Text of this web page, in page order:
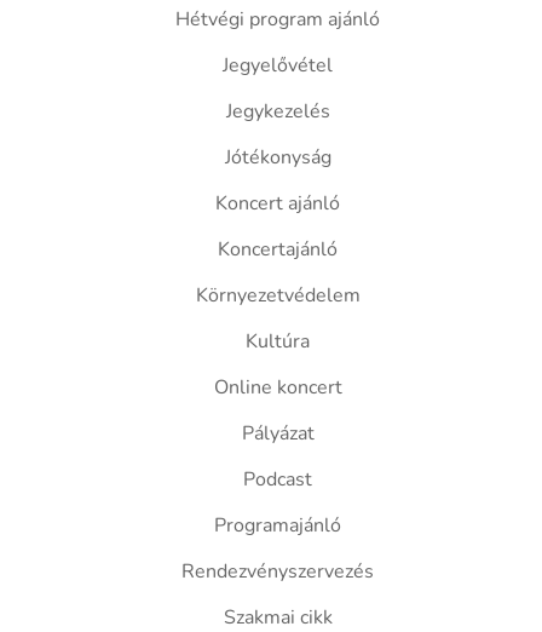
Hétvégi program ajánló
Jegyelővétel
Jegykezelés
Jótékonyság
Koncert ajánló
Koncertajánló
Környezetvédelem
Kultúra
Online koncert
Pályázat
Podcast
Programajánló
Rendezvényszervezés
Szakmai cikk